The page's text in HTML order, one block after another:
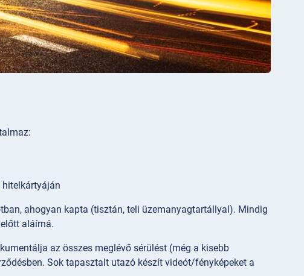
hitelkártyáján
ahogyan kapta (tisztán, teli üzemanyagtartállyal). Mindig
aláírná.
az összes meglévő sérülést (még a kisebb
Sok tapasztalt utazó készít videót/fényképeket a